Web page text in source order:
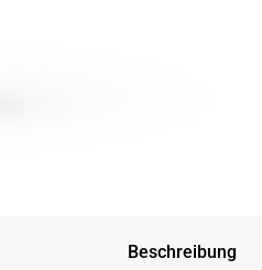
Beschreibung